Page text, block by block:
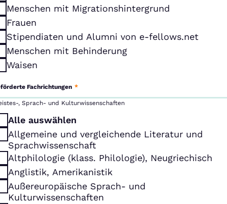
Menschen mit Migrationshintergrund
Frauen
Stipendiaten und Alumni von e-fellows.net
Menschen mit Behinderung
Waisen
Fachrichtungen *
, Sprach- und Kulturwissenschaften
Alle auswählen
Allgemeine und vergleichende Literatur und
Sprachwissenschaft
Altphilologie (klass. Philologie), Neugriechisch
Anglistik, Amerikanistik
Außereuropäische Sprach- und
Kulturwissenschaften